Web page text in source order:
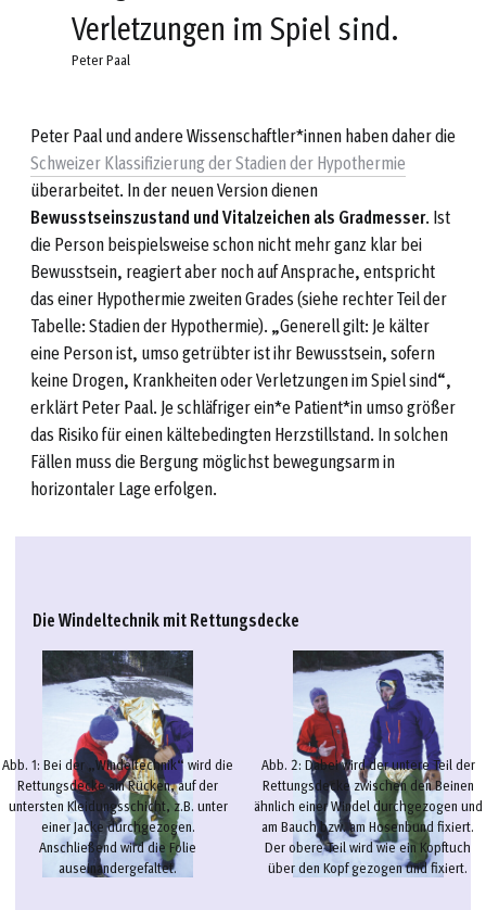
Verletzungen im Spiel sind.
Peter Paal
Peter Paal und andere Wissenschaftler*innen haben daher die
Schweizer Klassifizierung der Stadien der Hypothermie
überarbeitet. In der neuen Version dienen
Bewusstseinszustand und Vitalzeichen als Gradmesser. Ist
die Person beispielsweise schon nicht mehr ganz klar bei
Bewusstsein, reagiert aber noch auf Ansprache, entspricht
das einer Hypothermie zweiten Grades (siehe rechter Teil der
Tabelle: Stadien der Hypothermie). „Generell gilt: Je kälter
eine Person ist, umso getrübter ist ihr Bewusstsein, sofern
keine Drogen, Krankheiten oder Verletzungen im Spiel sind“,
erklärt Peter Paal. Je schläfriger ein*e Patient*in umso größer
das Risiko für einen kältebedingten Herzstillstand. In solchen
Fällen muss die Bergung möglichst bewegungsarm in
horizontaler Lage erfolgen.
Die Windeltechnik mit Rettungsdecke
Abb. 1: Bei der „Windeltechnik“ wird die
Rettungsdecke am Rücken, auf der
untersten Kleidungsschicht, z.B. unter
einer Jacke durchgezogen.
Anschließend wird die Folie
auseinandergefaltet.
Abb. 2: Dabei wird der untere Teil der
Rettungsdecke zwischen den Beinen
ähnlich einer Windel durchgezogen und
am Bauch bzw. am Hosenbund fixiert.
Der obere Teil wird wie ein Kopftuch
über den Kopf gezogen und fixiert.